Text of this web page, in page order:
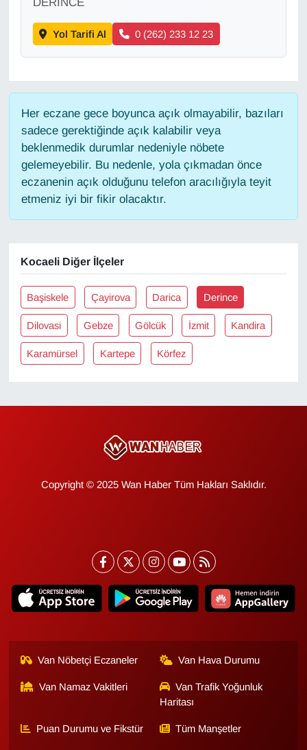
DERİNCE
Yol Tarifi Al 0 (262) 233 12 23
Her eczane gece boyunca açık olmayabilir, bazıları
sadece gerektiğinde açık kalabilir veya
beklenmedik durumlar nedeniyle nöbete
gelemeyebilir. Bu nedenle, yola çıkmadan önce
eczanenin açık olduğunu telefon aracılığıyla teyit
etmeniz iyi bir fikir olacaktır.
Kocaeli Diğer İlçeler
Başiskele Çayirova Darica Derince
Dilovasi Gebze Gölcük İzmit Kandira
Karamürsel Kartepe Körfez
Copyright © 2025 Wan Haber Tüm Hakları Saklıdır.
Van Nöbetçi Eczaneler Van Hava Durumu
Van Namaz Vakitleri
Van Trafik Yoğunluk
Haritası
Puan Durumu ve Fikstür Tüm Manşetler
Kamu Alımları
Kültür & Sanat
KURDÎ
MAGAZİN
MEDYA
Resmi İlanlar
RÖPORTAJ
Sinema - TV
SİYASET
TEKNOLOJİ
VAN'DA SPOR
YAŞAM